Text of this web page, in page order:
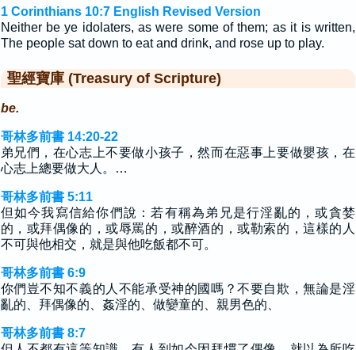
1 Corinthians 10:7 English Revised Version
Neither be ye idolaters, as were some of them; as it is written,
The people sat down to eat and drink, and rose up to play.
聖經寶庫 (Treasury of Scripture)
be.
哥林多前書 14:20-22
弟兄們，在心志上不要做小孩子，然而在惡事上要做嬰孩，在
心志上總要做大人。…
哥林多前書 5:11
但如今我寫信給你們說：若有稱為弟兄是行淫亂的，或貪婪
的，或拜偶像的，或辱罵的，或醉酒的，或勒索的，這樣的人
不可與他相交，就是與他吃飯都不可。
哥林多前書 6:9
你們豈不知不義的人不能承受神的國嗎？不要自欺，無論是淫
亂的、拜偶像的、姦淫的、做孌童的、親男色的、
哥林多前書 8:7